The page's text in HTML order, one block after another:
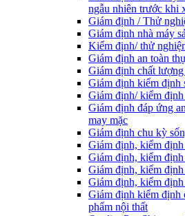
ngẫu nhiên trước khi
Giám định / Thử
Giám định nhà máy
Kiểm định/ thử
Giám định an toàn
Giám định chất
Giám định kiểm định
Giám định/ kiểm
Giám định đáp ứng
may mặc
Giám định chu kỳ
Giám định, kiểm
Giám định, kiểm
Giám định, kiểm
Giám định, kiểm định
Giám định kiểm định
phẩm nội thất